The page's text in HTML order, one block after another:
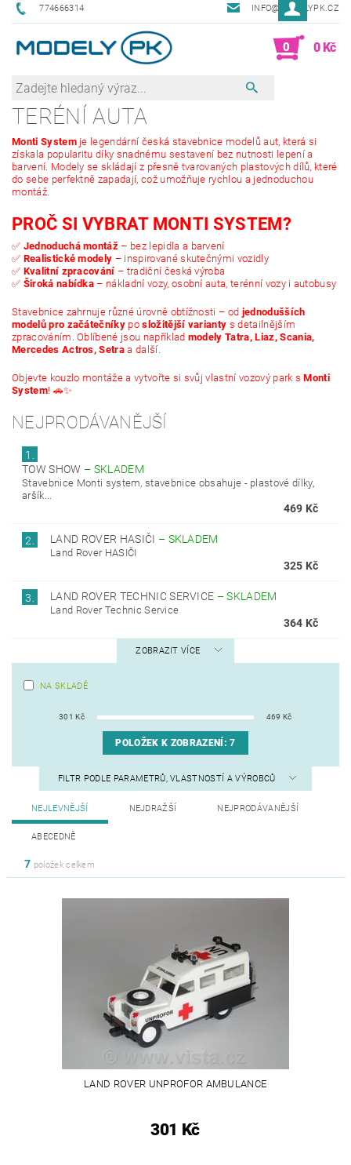
774666314 INFO@MODELYPK.CZ
0 0 Kč
TERÉNÍ AUTA
Monti Systemje legendární česká stavebnice modelů aut, která si
získala popularitu díky snadnému sestavení bez nutnosti lepení a
barvení. Modely se skládají z přesně tvarovaných plastových dílů, které
do sebe perfektně zapadají, což umožňuje rychlou a jednoduchou
montáž.
PROČ SI VYBRAT MONTI SYSTEM?
✅ Jednoduchá montáž – bez lepidla a barvení
✅ Realistické modely – inspirované skutečnými vozidly
✅ Kvalitní zpracování – tradiční česká výroba
✅ Široká nabídka – nákladní vozy, osobní auta, terénní vozy i autobusy
Stavebnice zahrnuje různé úrovně obtížnosti – od jednodušších
modelů pro začátečníky posložitější varianty s detailnějším
zpracováním. Oblíbené jsou například modely Tatra, Liaz, Scania,
Mercedes Actros, Setra a další.
Objevte kouzlo montáže a vytvořte si svůj vlastní vozový park sMonti
System! 🚗✨
NEJPRODÁVANĚJŠÍ
1.
TOW SHOW – SKLADEM
Stavebnice Monti system, stavebnice obsahuje - plastové dílky,
aršík...
469 Kč
2. LAND ROVER HASIČI – SKLADEM
Land Rover HASIČI
325 Kč
3. LAND ROVER TECHNIC SERVICE –SKLADEM
Land Rover Technic Service
364 Kč
ZOBRAZIT VÍCE
NA SKLADĚ
301 Kč 469 Kč
POLOŽEK K ZOBRAZENÍ:7
FILTR PODLE PARAMETRŮ, VLASTNOSTÍ A VÝROBCŮ
NEJLEVNĚJŠÍ NEJDRAŽŠÍ NEJPRODÁVANĚJŠÍ
ABECEDNĚ
7 položek celkem
LAND ROVER UNPROFOR AMBULANCE
301 Kč